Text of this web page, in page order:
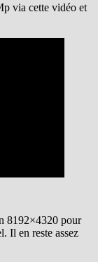
via cette vidéo et
8192×4320 pour
Il en reste assez